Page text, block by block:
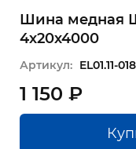
Шина медная
4х20х4000
Артикул: EL01.11-018
1 150 ₽